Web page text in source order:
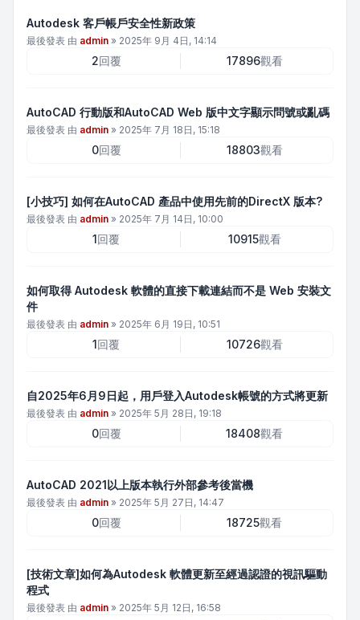
Autodesk 客戶帳戶安全性新政策
最後發表 由 admin » 2025年 9月 4日, 14:14
2回覆 17896觀看
AutoCAD 行動版和AutoCAD Web 版中文字顯示問號或亂碼
最後發表 由 admin » 2025年 7月 18日, 15:18
0回覆 18803觀看
[小技巧] 如何在AutoCAD 產品中使用先前的DirectX 版本?
最後發表 由 admin » 2025年 7月 14日, 10:00
1回覆 10915觀看
如何取得 Autodesk 軟體的直接下載連結而不是 Web 安裝文
件
最後發表 由 admin » 2025年 6月 19日, 10:51
1回覆 10726觀看
自2025年6月9日起，用戶登入Autodesk帳號的方式將更新
最後發表 由 admin » 2025年 5月 28日, 19:18
0回覆 18408觀看
AutoCAD 2021以上版本執行外部參考後當機
最後發表 由 admin » 2025年 5月 27日, 14:47
0回覆 18725觀看
[技術文章]如何為Autodesk 軟體更新至經過認證的視訊驅動
程式
最後發表 由 admin » 2025年 5月 12日, 16:58